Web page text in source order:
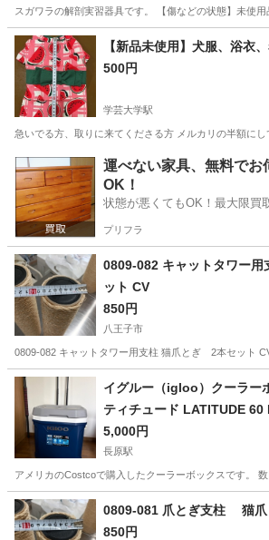
スガワラの解剖実習器具です。 【傷などの状態】未使
東京 品川区 五反田駅 その他
【新品未使用】犬服、浴衣
500円
学芸大学駅
急いでる方、取りに来てくださる方 メルカリの半額に
東京 目黒区 学芸大学駅 その他
運べない家具、無料でお
OK！
状態が悪くてもOK！最大限買
プリフラ
0809-082 キャットタワー
ット CV
850円
八王子市
0809-082 キャットタワー用支柱 猫爪とぎ 2本セット
東京 八王子市 その他 キャットタワー
イグルー（igloo）クーラー
ティチュード LATITUDE 60
5,000円
長原駅
アメリカのCostcoで購入したクーラーボックスです。
東京 大田区 その他
0809-081 爪とぎ支柱 猫爪
850円